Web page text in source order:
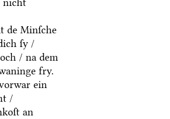
nicht
de Minſche
ſy /
/ na dem
fry.
ein
/
an